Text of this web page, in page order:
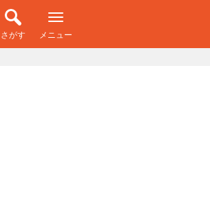
さがす メニュー